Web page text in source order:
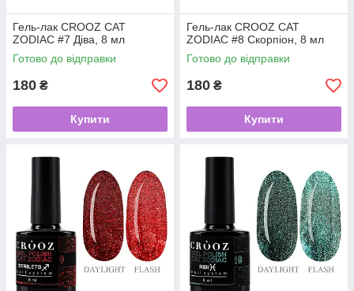
Гель-лак CROOZ CAT
ZODIAC #7 Діва, 8 мл
Готово до відправки
180 ₴
Купити
Гель-лак CROOZ CAT
ZODIAC #8 Скорпіон, 8 мл
Готово до відправки
180 ₴
Купити